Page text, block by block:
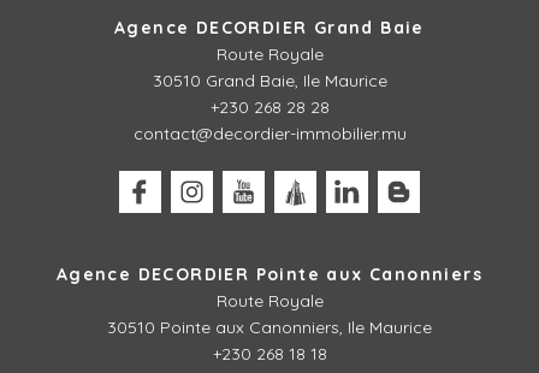
Agence DECORDIER Grand Baie
Route Royale
30510 Grand Baie, Ile Maurice
+230 268 28 28
contact@decordier-immobilier.mu
Agence DECORDIER Pointe aux Canonniers
Route Royale
30510 Pointe aux Canonniers, Ile Maurice
+230 268 18 18